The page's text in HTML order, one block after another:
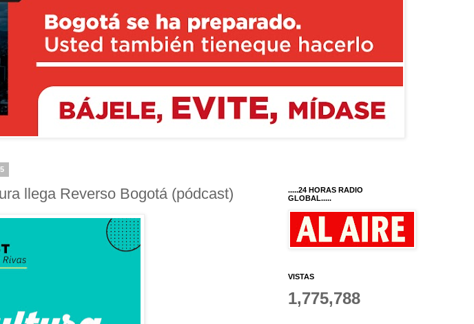
llega Reverso Bogotá (pódcast)
.....24 HORAS RADIO
GLOBAL.....
VISTAS
1,775,788